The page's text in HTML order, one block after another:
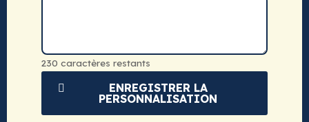
230 caractères restants
ENREGISTRER LA
PERSONNALISATION